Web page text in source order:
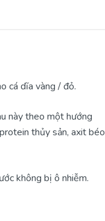
cá dĩa vàng / đỏ.
này theo một hướng
thủy sản, axit béo
không bị ô nhiễm.